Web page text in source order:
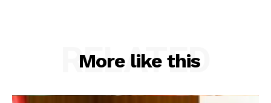
More like this
RELATED